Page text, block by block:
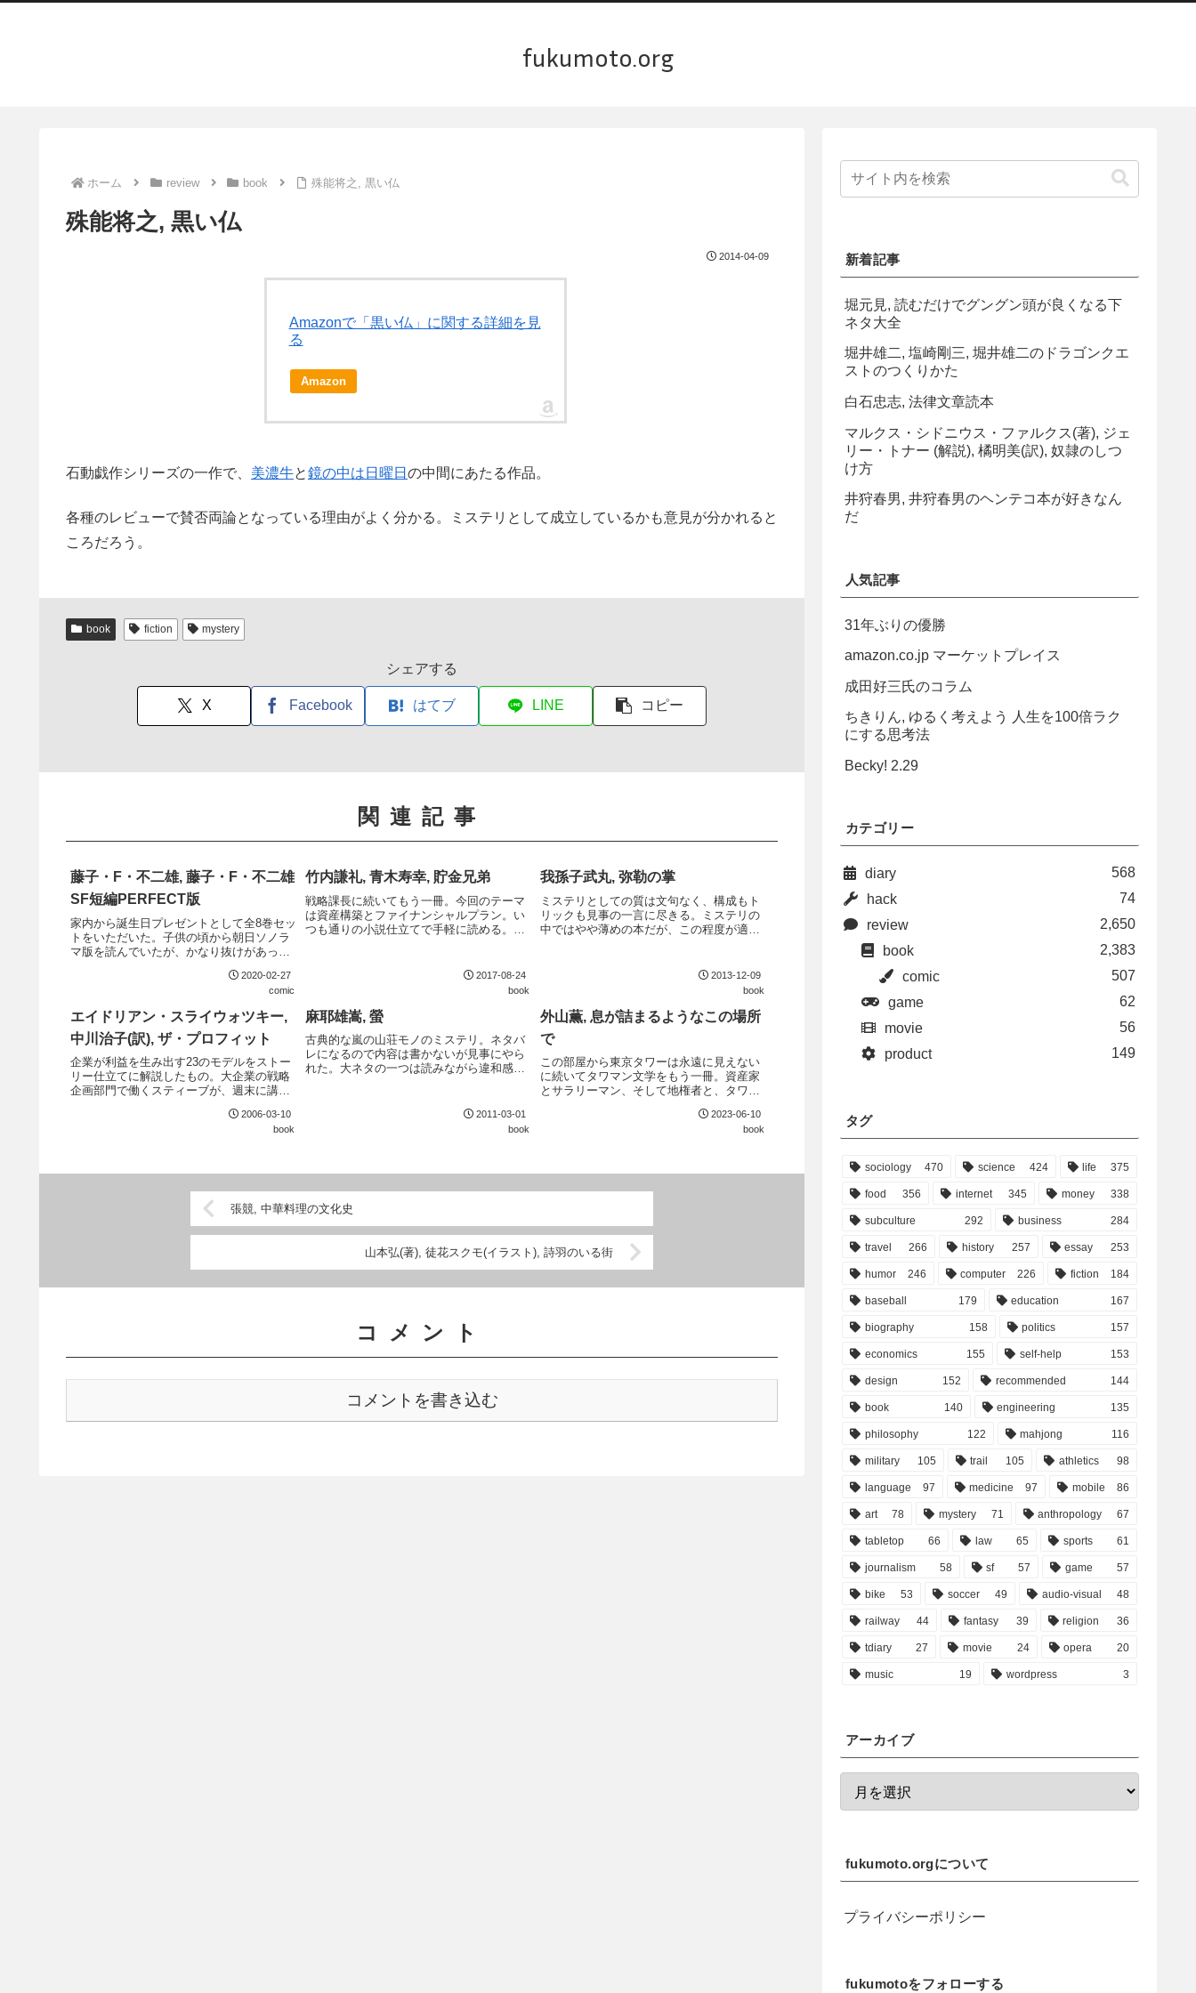
fukumoto.org
ホーム review book 殊能将之, 黒い仏
殊能将之, 黒い仏
2014-04-09
Amazonで「黒い仏」に関する詳細を見
る
Amazon
石動戯作シリーズの一作で、 美濃牛と鏡の中は日曜日 の中間にあたる作品。
各種のレビューで賛否両論となっている理由がよく分かる。ミステリとして成立しているかも意見が分かれると
ころだろう。
book fiction mystery
シェアする
X Facebook はてブ LINE コピー
関連記事
藤子・F・不二雄, 藤子・F・不二雄
SF短編PERFECT版
家内から誕生日プレゼントとして全8巻セッ
トをいただいた。子供の頃から朝日ソノラ
マ版を読んでいたが、かなり抜けがあった
作品も装丁もPERFECT版にふさわしい出
2020-02-27
comic
竹内謙礼, 青木寿幸, 貯金兄弟
戦略課長に続いてもう一冊。今回のテーマ
は資産構築とファイナンシャルプラン。い
つも通りの小説仕立てで手軽に読める。資
マネー戦略の入門書としておすすめでき
2017-08-24
book
我孫子武丸, 弥勒の掌
ミステリとしての質は文句なく、構成もト
リックも見事の一言に尽きる。ミステリの
中ではやや薄めの本だが、この程度が適量
2013-12-09
book
エイドリアン・スライウォツキー,
中川治子(訳), ザ・プロフィット
企業が利益を生み出す23のモデルをストー
リー仕立てに解説したもの。大企業の戦略
企画部門で働くスティーブが、週末に講師
て。このスティーブに合わせて、毎週少し
ずつ読み進める方が良いかもしれない。こ
2006-03-10
book
麻耶雄嵩, 螢
古典的な嵐の山荘モノのミステリ。ネタバ
レになるので内容は書かないが見事にやら
れた。大ネタの一つは読みながら違和感が
の大ネタは全く予想外の方向から来た。
2011-03-01
book
外山薫, 息が詰まるようなこの場所
で
この部屋から東京タワーは永遠に見えない
に続いてタワマン文学をもう一冊。資産家
とサラリーマン、そして地権者と、タワマ
学としての質はともかく、現代の都会の
人々の嫉妬心を揺さぶる要素がこれでもか
2023-06-10
book
張競, 中華料理の文化史
山本弘(著), 徒花スクモ(イラスト), 詩羽のいる街
コメント
コメントを書き込む
新着記事
堀元見, 読むだけでグングン頭が良くなる下
ネタ大全
堀井雄二, 塩崎剛三, 堀井雄二のドラゴンクエ
ストのつくりかた
白石忠志, 法律文章読本
マルクス・シドニウス・ファルクス(著), ジェ
リー・トナー (解説), 橘明美(訳), 奴隷のしつ
け方
井狩春男, 井狩春男のヘンテコ本が好きなん
だ
人気記事
31年ぶりの優勝
amazon.co.jp マーケットプレイス
成田好三氏のコラム
ちきりん, ゆるく考えよう 人生を100倍ラク
にする思考法
Becky! 2.29
カテゴリー
diary
568
hack
74
review
2,650
book
2,383
comic
507
game
62
movie
56
product
149
タグ
sociology 470 science 424 life 375
food 356 internet 345 money 338
subculture 292 business 284
travel 266 history 257 essay 253
humor 246 computer 226 fiction 184
baseball 179 education 167
biography 158 politics 157
economics 155 self-help 153
design 152 recommended 144
book 140 engineering 135
philosophy 122 mahjong 116
military 105 trail 105 athletics 98
language 97 medicine 97 mobile 86
art 78 mystery 71 anthropology 67
tabletop 66 law 65 sports 61
journalism 58 sf 57 game 57
bike 53 soccer 49 audio-visual 48
railway 44 fantasy 39 religion 36
tdiary 27 movie 24 opera 20
music 19 wordpress 3
アーカイブ
fukumoto.orgについて
プライバシーポリシー
fukumotoをフォローする